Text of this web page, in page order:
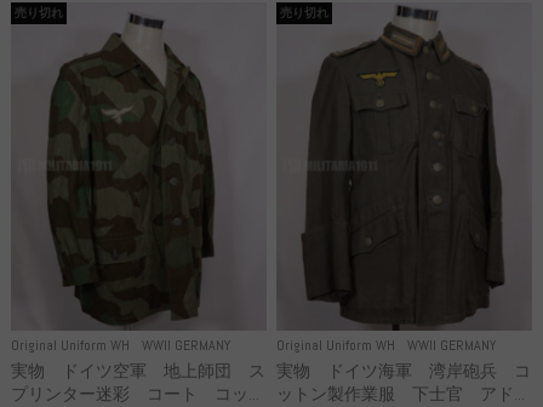
Original Uniform WH WWII GERMANY
売り切れ
実物 ドイツ空軍 地上師団 ス
プリンター迷彩 コート コッ...
Original Uniform WH WWII GERMANY
売り切れ
実物 ドイツ海軍 湾岸砲兵 コ
ットン製作業服 下士官 アド...